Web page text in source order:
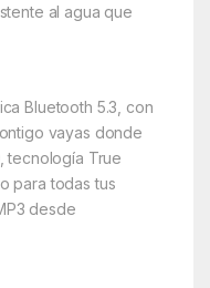
al agua que
Bluetooth 5.3, con
vayas donde
tecnología True
para todas tus
desde